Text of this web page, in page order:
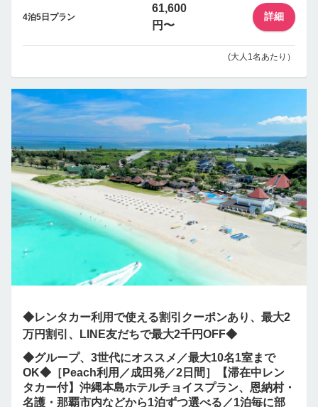
4泊5日プラン
61,600
円〜
詳細
(大人1名あたり）
◆レンタカー利用で使える割引クーポンあり、最大2
万円割引、LINE友だちで最大2千円OFF◆
◆グループ、3世代にオススメ／最大10名1室まで
OK◆［Peach利用／成田発／2日間］【滞在中レン
タカー付】沖縄本島ホテルチョイスプラン、恩納村・
名護・那覇市内などから1泊ずつ選べる／1泊毎に部